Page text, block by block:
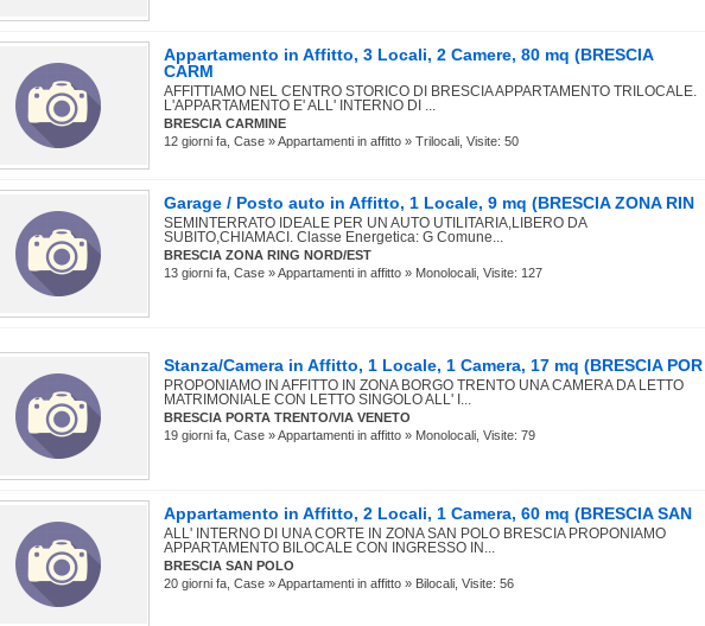
Appartamento in Affitto, 3 Locali, 2 Camere, 80 mq (BRESCIA
CARM
AFFITTIAMO NEL CENTRO STORICO DI BRESCIA APPARTAMENTO TRILOCALE.
L'APPARTAMENTO E' ALL' INTERNO DI ...
BRESCIA CARMINE
12 giorni fa, Case » Appartamenti in affitto » Trilocali, Visite: 50
Garage / Posto auto in Affitto, 1 Locale, 9 mq (BRESCIA ZONA RIN
SEMINTERRATO IDEALE PER UN AUTO UTILITARIA,LIBERO DA
SUBITO,CHIAMACI. Classe Energetica: G Comune...
BRESCIA ZONA RING NORD/EST
13 giorni fa, Case » Appartamenti in affitto » Monolocali, Visite: 127
Stanza/Camera in Affitto, 1 Locale, 1 Camera, 17 mq (BRESCIA POR
PROPONIAMO IN AFFITTO IN ZONA BORGO TRENTO UNA CAMERA DA LETTO
MATRIMONIALE CON LETTO SINGOLO ALL' I...
BRESCIA PORTA TRENTO/VIA VENETO
19 giorni fa, Case » Appartamenti in affitto » Monolocali, Visite: 79
Appartamento in Affitto, 2 Locali, 1 Camera, 60 mq (BRESCIA SAN
ALL' INTERNO DI UNA CORTE IN ZONA SAN POLO BRESCIA PROPONIAMO
APPARTAMENTO BILOCALE CON INGRESSO IN...
BRESCIA SAN POLO
20 giorni fa, Case » Appartamenti in affitto » Bilocali, Visite: 56